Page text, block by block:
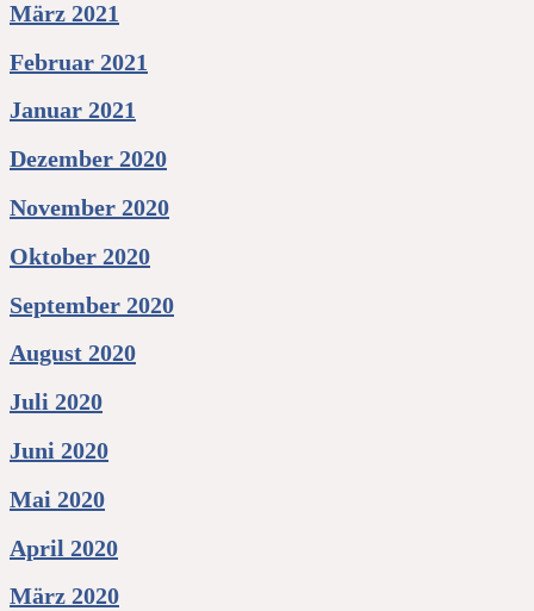
März 2021
Februar 2021
Januar 2021
Dezember 2020
November 2020
Oktober 2020
September 2020
August 2020
Juli 2020
Juni 2020
Mai 2020
April 2020
März 2020